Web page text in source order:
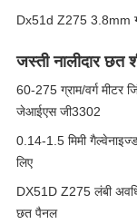
Dx51d Z275 3.8mm
जस्ती नालीदार छत
60-275 ग्राम/वर्ग मीटर
जेआईएस जी3302
0.14-1.5 मिमी
लिए
DX51D Z275 लंबी
छत पैनल